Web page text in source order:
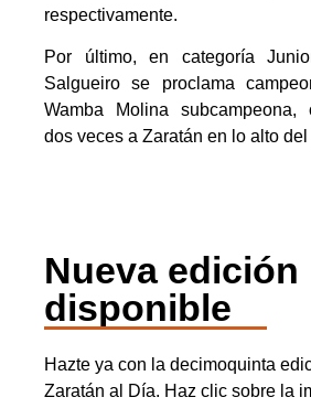
respectivamente.
Por último, en categoría
Salgueiro se proclama
Wamba Molina subcampeona,
dos veces a Zaratán en lo alto del
Nueva edición
disponible
Hazte ya con la decimoquinta
Zaratán al Día. Haz clic sobre la